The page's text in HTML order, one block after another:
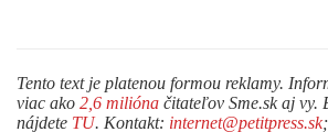
Tento text je platenou formou reklamy.
viac ako 2,6 milióna čitateľov Sme.sk aj vy.
nájdete TU. Kontakt: internet@petitpress.sk